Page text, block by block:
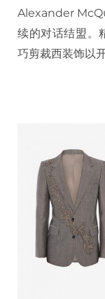
Alexander
续的对话结盟。
巧剪裁西装饰以